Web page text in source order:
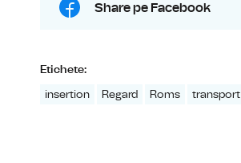
Share pe Facebook
Etichete:
insertion Regard Roms transport